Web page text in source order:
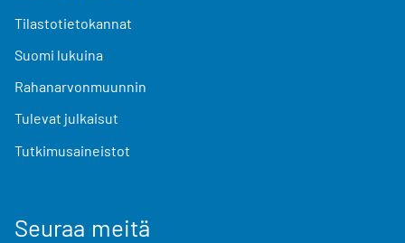
Tilastotietokannat
Suomi lukuina
Rahanarvonmuunnin
Tulevat julkaisut
Tutkimusaineistot
Seuraa meitä